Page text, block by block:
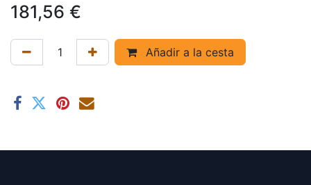
181,56 €
Añadir a la cesta